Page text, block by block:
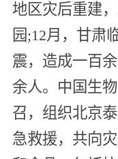
地区灾后重建
园;12月，甘肃
震，造成一百
余人。中国生
召，组织北京
急救援，共向